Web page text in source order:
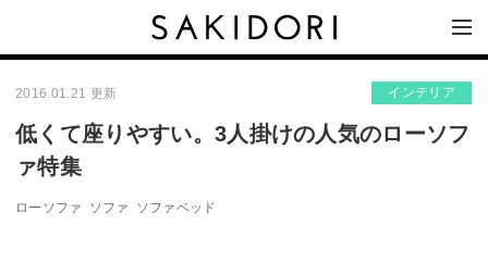
2016.01.21 更新 インテリア
低くて座りやすい。3人掛けの人気のローソフ
ァ特集
ローソファ ソファ ソファベッド